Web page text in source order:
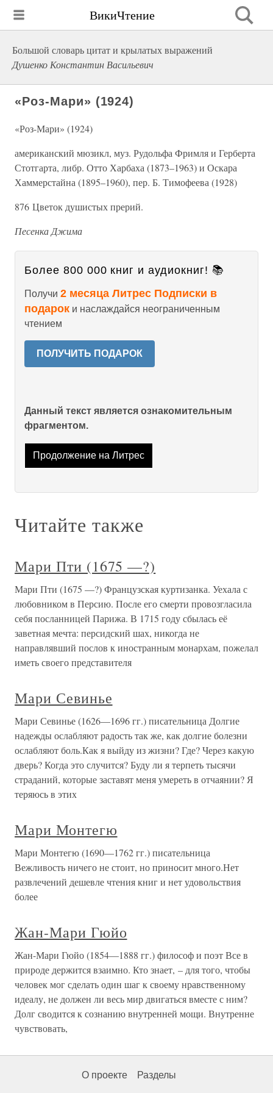
ВикиЧтение
Большой словарь цитат и крылатых выражений
Душенко Константин Васильевич
«Роз-Мари» (1924)
«Роз-Мари» (1924)
американский мюзикл, муз. Рудольфа Фримля и Герберта
Стотгарта, либр. Отто Харбаха (1873–1963) и Оскара
Хаммерстайна (1895–1960), пер. Б. Тимофеева (1928)
876 Цветок душистых прерий.
Песенка Джима
Более 800 000 книг и аудиокниг! 📚
Получи 2 месяца Литрес Подписки в
подарок и наслаждайся неограниченным
чтением
ПОЛУЧИТЬ ПОДАРОК
Данный текст является ознакомительным
фрагментом.
Продолжение на Литрес
Читайте также
Мари Пти (1675 —?)
Мари Пти (1675 —?) Французская куртизанка. Уехала с
любовником в Персию. После его смерти провозгласила
себя посланницей Парижа. В 1715 году сбылась её
заветная мечта: персидский шах, никогда не
направлявший послов к иностранным монархам, пожелал
иметь своего представителя
Мари Севинье
Мари Севинье (1626—1696 гг.) писательница Долгие
надежды ослабляют радость так же, как долгие болезни
ослабляют боль.Как я выйду из жизни? Где? Через какую
дверь? Когда это случится? Буду ли я терпеть тысячи
страданий, которые заставят меня умереть в отчаянии? Я
теряюсь в этих
Мари Монтегю
Мари Монтегю (1690—1762 гг.) писательница
Вежливость ничего не стоит, но приносит много.Нет
развлечений дешевле чтения книг и нет удовольствия
более
Жан-Мари Гюйо
Жан-Мари Гюйо (1854—1888 гг.) философ и поэт Все в
природе держится взаимно. Кто знает, – для того, чтобы
человек мог сделать один шаг к своему нравственному
идеалу, не должен ли весь мир двигаться вместе с ним?
Долг сводится к сознанию внутренней мощи. Внутренне
чувствовать,
О проекте Разделы